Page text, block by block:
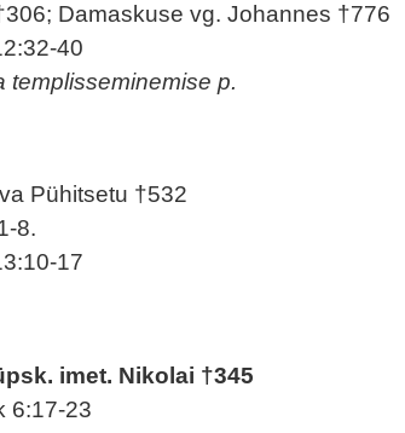
Damaskuse vg. Johannes †776
40
templisseminemise p.
Pühitsetu †532
8.
17
imet. Nikolai †345
6:17-23